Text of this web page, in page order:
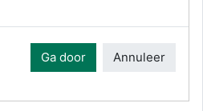
Ga door Annuleer